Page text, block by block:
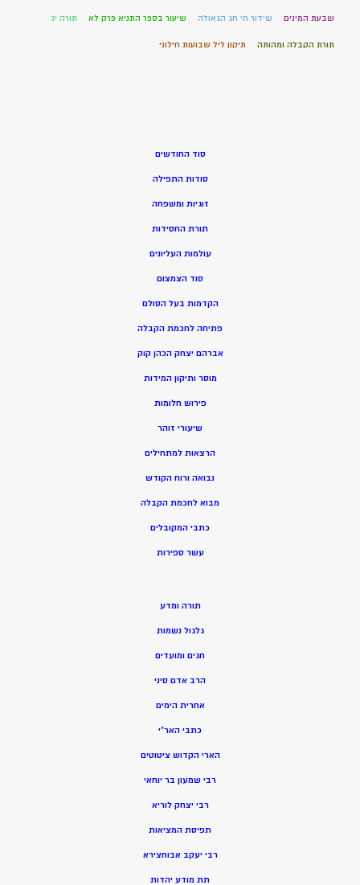
שבעת המינים שידור חי חג הגאולה שיעור בספר התניא פרק לא תורה יג
תורת הקבלה ומהותה תיקון ליל שבועות חילוני
סוד החודשים
סודות התפילה
זוגיות ומשפחה
תורת החסידות
עולמות העליונים
סוד הצמצום
הקדמות בעל הסולם
פתיחה לחכמת הקבלה
אברהם יצחק הכהן קוק
מוסר ותיקון המידות
פירוש חלומות
שיעורי זוהר
הרצאות למתחילים
נבואה ורוח הקודש
מבוא לחכמת הקבלה
כתבי המקובלים
עשר ספירות
תורה ומדע
גלגול נשמות
חגים ומועדים
הרב אדם סיני
אחרית הימים
כתבי האר”י
הארי הקדוש ציטוטים
רבי שמעון בר יוחאי
רבי יצחק לוריא
תפיסת המציאות
רבי יעקב אבוחצירא
תת מודע יהדות